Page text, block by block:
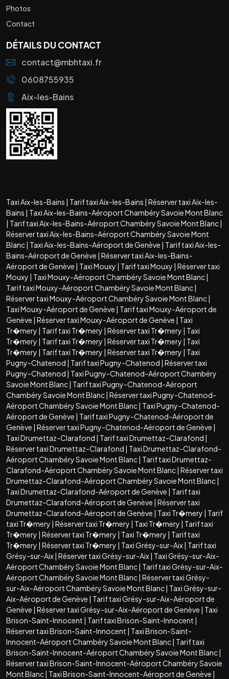
Photos
Contact
DÉTAILS DU CONTACT
contact@mbhtaxi.fr
0608755935
Aix-les-Bains
Taxi Aix-les-Bains | Tarif taxi Aix-les-Bains | Réserver taxi Aix-les-
Bains | Taxi Aix-les-Bains-Aéroport Chambéry Savoie Mont Blanc
| Tarif taxi Aix-les-Bains-Aéroport Chambéry Savoie Mont Blanc|
Réserver taxi Aix-les-Bains-Aéroport Chambéry Savoie Mont
Blanc| Taxi Aix-les-Bains-Aéroport de Genève | Tarif taxi Aix-les-
Bains-Aéroport de Genève | Réserver taxi Aix-les-Bains-
Aéroport de Genève | Taxi Mouxy | Tarif taxi Mouxy | Réserver taxi
Mouxy | Taxi Mouxy-Aéroport Chambéry Savoie Mont Blanc|
Tarif taxi Mouxy-Aéroport Chambéry Savoie Mont Blanc|
Réserver taxi Mouxy-Aéroport Chambéry Savoie Mont Blanc|
Taxi Mouxy-Aéroport de Genève | Tarif taxi Mouxy-Aéroport de
Genève | Réserver taxi Mouxy-Aéroport de Genève | Taxi
Tr�mery | Tarif taxi Tr�mery | Réserver taxi Tr�mery | Taxi
Tr�mery | Tarif taxi Tr�mery | Réserver taxi Tr�mery | Taxi
Tr�mery | Tarif taxi Tr�mery | Réserver taxi Tr�mery | Taxi
Pugny-Chatenod | Tarif taxi Pugny-Chatenod | Réserver taxi
Pugny-Chatenod | Taxi Pugny-Chatenod-Aéroport Chambéry
Savoie Mont Blanc| Tarif taxi Pugny-Chatenod-Aéroport
Chambéry Savoie Mont Blanc| Réserver taxi Pugny-Chatenod-
Aéroport Chambéry Savoie Mont Blanc| Taxi Pugny-Chatenod-
Aéroport de Genève | Tarif taxi Pugny-Chatenod-Aéroport de
Genève | Réserver taxi Pugny-Chatenod-Aéroport de Genève |
Taxi Drumettaz-Clarafond | Tarif taxi Drumettaz-Clarafond |
Réserver taxi Drumettaz-Clarafond | Taxi Drumettaz-Clarafond-
Aéroport Chambéry Savoie Mont Blanc| Tarif taxi Drumettaz-
Clarafond-Aéroport Chambéry Savoie Mont Blanc| Réserver taxi
Drumettaz-Clarafond-Aéroport Chambéry Savoie Mont Blanc|
Taxi Drumettaz-Clarafond-Aéroport de Genève | Tarif taxi
Drumettaz-Clarafond-Aéroport de Genève | Réserver taxi
Drumettaz-Clarafond-Aéroport de Genève | Taxi Tr�mery | Tarif
taxi Tr�mery | Réserver taxi Tr�mery | Taxi Tr�mery | Tarif taxi
Tr�mery | Réserver taxi Tr�mery | Taxi Tr�mery | Tarif taxi
Tr�mery | Réserver taxi Tr�mery | Taxi Grésy-sur-Aix| Tarif taxi
Grésy-sur-Aix| Réserver taxi Grésy-sur-Aix| Taxi Grésy-sur-Aix-
Aéroport Chambéry Savoie Mont Blanc| Tarif taxi Grésy-sur-Aix-
Aéroport Chambéry Savoie Mont Blanc| Réserver taxi Grésy-
sur-Aix-Aéroport Chambéry Savoie Mont Blanc| Taxi Grésy-sur-
Aix-Aéroport de Genève | Tarif taxi Grésy-sur-Aix-Aéroport de
Genève | Réserver taxi Grésy-sur-Aix-Aéroport de Genève | Taxi
Brison-Saint-Innocent | Tarif taxi Brison-Saint-Innocent |
Réserver taxi Brison-Saint-Innocent | Taxi Brison-Saint-
Innocent-Aéroport Chambéry Savoie Mont Blanc| Tarif taxi
Brison-Saint-Innocent-Aéroport Chambéry Savoie Mont Blanc|
Réserver taxi Brison-Saint-Innocent-Aéroport Chambéry Savoie
Mont Blanc| Taxi Brison-Saint-Innocent-Aéroport de Genève |